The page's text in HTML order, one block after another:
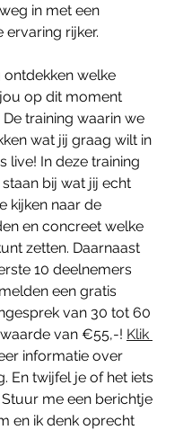
in met een
rijker.
welke
op dit moment
training waarin we
wat jij graag wilt in
live! In deze training
bij wat jij echt
kijken naar de
en concreet welke
zetten. Daarnaast
10 deelnemers
een gratis
van 30 tot 60
van €55,-! Klik
informatie over
En twijfel je of het iets
me een berichtje
en ik denk oprecht